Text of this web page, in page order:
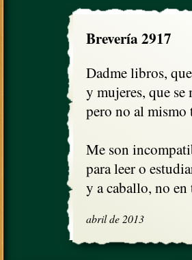
Brevería 2917
Dadme libros,
y mujeres, que se
pero no al mismo
Me son
para leer o
y a caballo, no
abril de 2013